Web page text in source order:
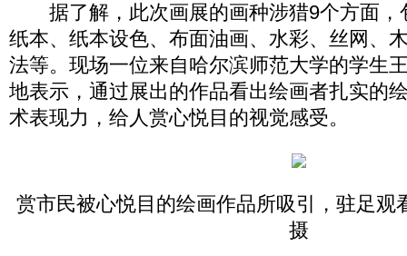
据了解，此次画展的画种涉猎9个方面，
纸本、纸本设色、布面油画、水彩、丝网、
法等。现场一位来自哈尔滨师范大学的学生
地表示，通过展出的作品看出绘画者扎实的
术表现力，给人赏心悦目的视觉感受。
赏市民被心悦目的绘画作品所吸引，驻足观
摄